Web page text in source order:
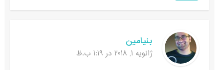
بنیامین
ژانویه 1, 2018 در 1:19 ب.ظ